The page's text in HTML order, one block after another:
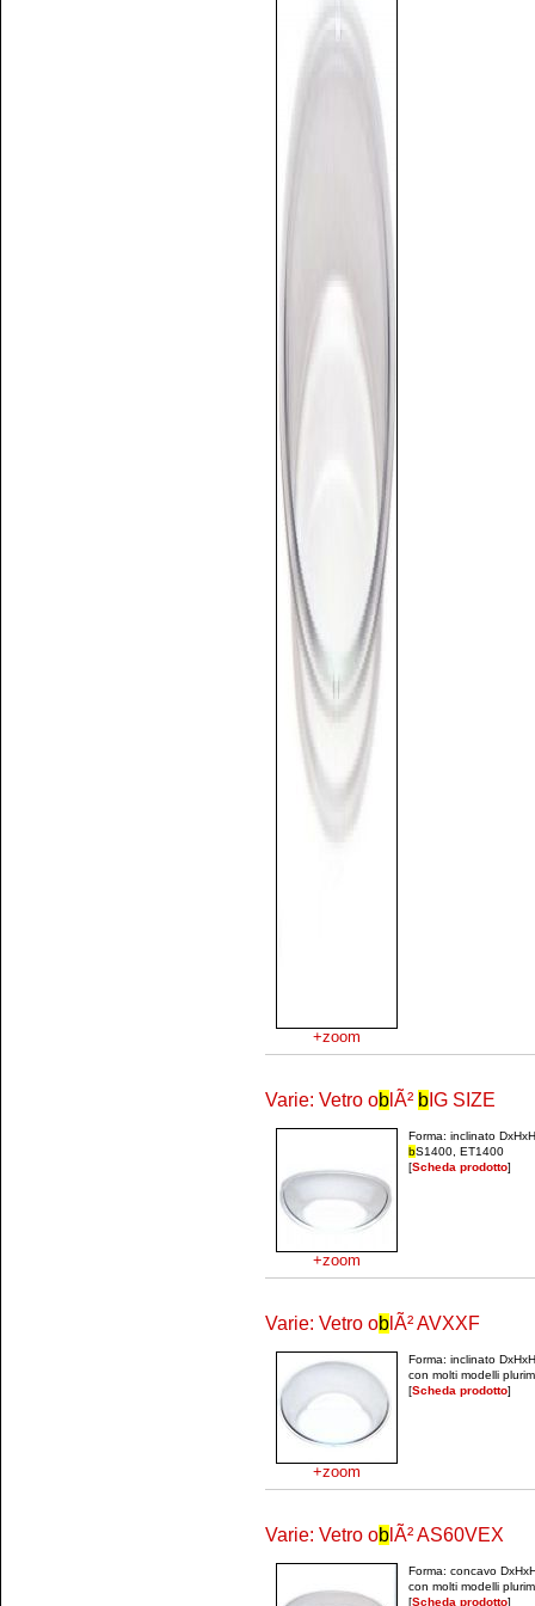
+zoom
Varie: Vetro ob lÃ² b IG SIZE
+zoom
Forma: inclinato
bS1400, ET1400
[Scheda prodotto]
Varie: Vetro ob lÃ² AVXXF
+zoom
Forma: inclinato
con molti modelli
[Scheda prodotto]
Varie: Vetro ob lÃ² AS60VEX
Forma: concavo
con molti modelli
[Scheda prodotto]